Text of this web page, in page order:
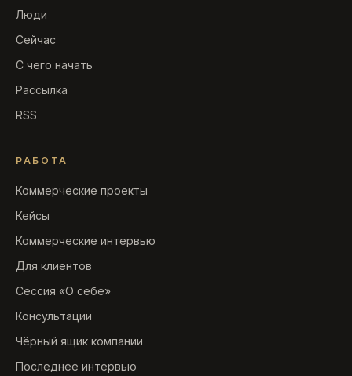
Люди
Сейчас
С чего начать
Рассылка
RSS
РАБОТА
Коммерческие проекты
Кейсы
Коммерческие интервью
Для клиентов
Сессия «О себе»
Консультации
Чёрный ящик компании
Последнее интервью